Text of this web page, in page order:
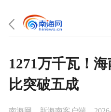
1271万千瓦！
比突破五成